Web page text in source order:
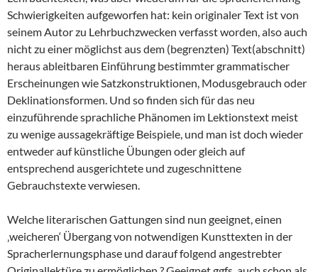
Schwierigkeiten aufgeworfen hat: kein originaler Text ist von
seinem Autor zu Lehrbuchzwecken verfasst worden, also auch
nicht zu einer möglichst aus dem (begrenzten) Text(abschnitt)
heraus ableitbaren Einführung bestimmter grammatischer
Erscheinungen wie Satzkonstruktionen, Modusgebrauch oder
Deklinationsformen. Und so finden sich für das neu
einzuführende sprachliche Phänomen im Lektionstext meist
zu wenige aussagekräftige Beispiele, und man ist doch wieder
entweder auf künstliche Übungen oder gleich auf
entsprechend ausgerichtete und zugeschnittene
Gebrauchstexte verwiesen.
Welche literarischen Gattungen sind nun geeignet, einen
‚weicheren‘ Übergang von notwendigen Kunsttexten in der
Spracherlernungsphase und darauf folgend angestrebter